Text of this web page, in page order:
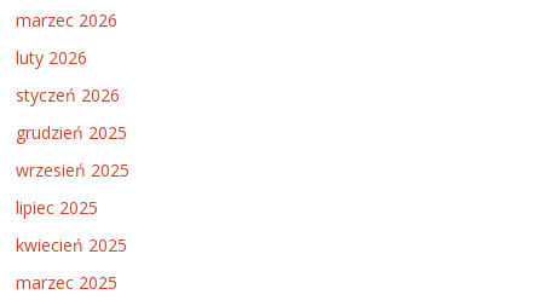
marzec 2026
luty 2026
styczeń 2026
grudzień 2025
wrzesień 2025
lipiec 2025
kwiecień 2025
marzec 2025